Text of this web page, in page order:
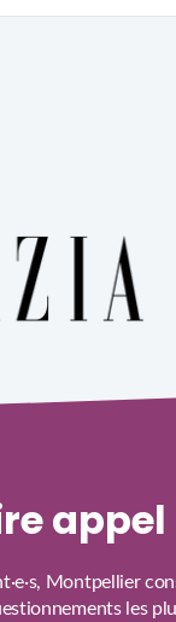
appel
Montpellier
les